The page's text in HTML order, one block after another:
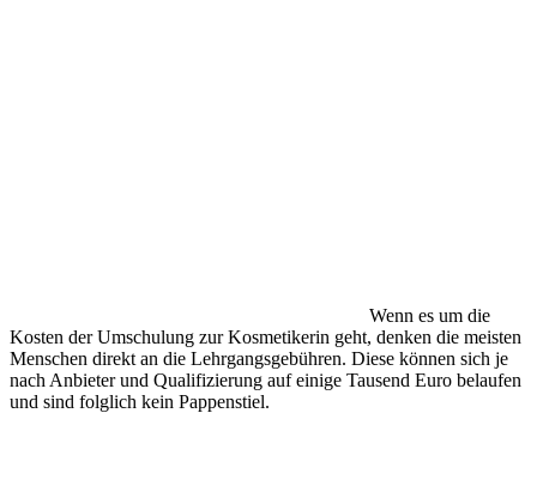
Wenn es um die
Kosten der Umschulung zur Kosmetikerin geht, denken die meisten
Menschen direkt an die Lehrgangsgebühren. Diese können sich je
nach Anbieter und Qualifizierung auf einige Tausend Euro belaufen
und sind folglich kein Pappenstiel.